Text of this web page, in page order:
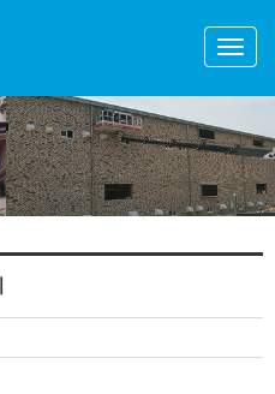
Toggle